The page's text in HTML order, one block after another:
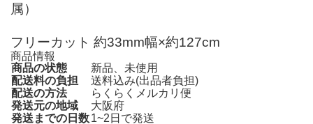
属）
フリーカット 約33mm幅×約127cm
商品情報
商品の状態
新品、未使用
配送料の負担
送料込み(出品者負担)
配送の方法
らくらくメルカリ便
発送元の地域
大阪府
発送までの日数1~2日で発送